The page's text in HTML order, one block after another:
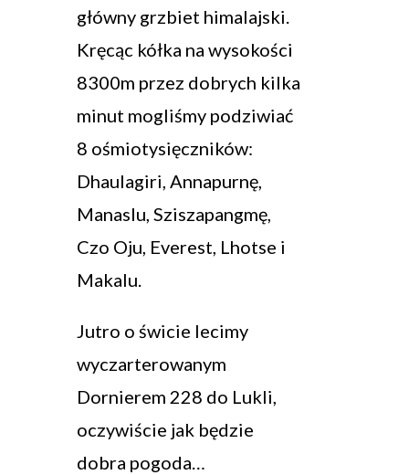
główny grzbiet himalajski.
Kręcąc kółka na wysokości
8300m przez dobrych kilka
minut mogliśmy podziwiać
8 ośmiotysięczników:
Dhaulagiri, Annapurnę,
Manaslu, Sziszapangmę,
Czo Oju, Everest, Lhotse i
Makalu.
Jutro o świcie lecimy
wyczarterowanym
Dornierem 228 do Lukli,
oczywiście jak będzie
dobra pogoda…